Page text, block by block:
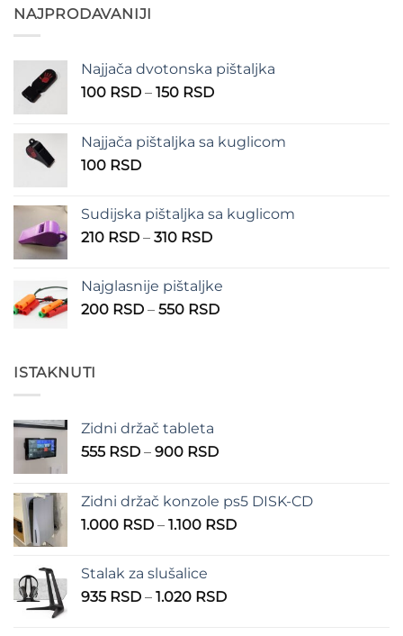
NAJPRODAVANIJI
Najjača dvotonska pištaljka
100 RSD – 150 RSDRaspon
100 RSD
Najjača pištaljka sa kuglicom
100 RSD
Sudijska pištaljka sa kuglicom
210 RSD – 310 RSDRaspon
210 RSD
do
Najglasnije pištaljke
200 RSD – 550 RSDRaspon
ISTAKNUTI
Zidni držač tableta
555 RSD – 900 RSDRaspon
555 RSD
do
Zidni držač konzole ps5 DISK-CD
1.000 RSD – 1.100 RSDRaspon
Stalak za slušalice
935 RSD – 1.020 RSDRaspon